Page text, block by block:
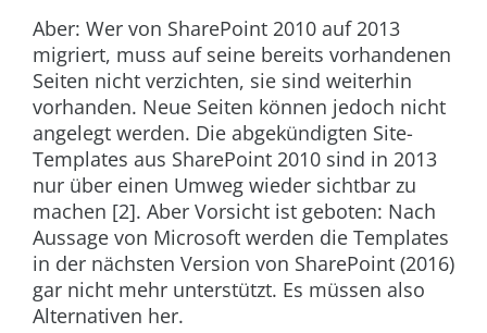
Aber: Wer von SharePoint 2010 auf 2013
migriert, muss auf seine bereits vorhandenen
Seiten nicht verzichten, sie sind weiterhin
vorhanden. Neue Seiten können jedoch nicht
angelegt werden. Die abgekündigten Site-
Templates aus SharePoint 2010 sind in 2013
nur über einen Umweg wieder sichtbar zu
machen [2]. Aber Vorsicht ist geboten: Nach
Aussage von Microsoft werden die Templates
in der nächsten Version von SharePoint (2016)
gar nicht mehr unterstützt. Es müssen also
Alternativen her.